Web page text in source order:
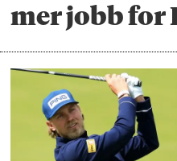
mer jobb for